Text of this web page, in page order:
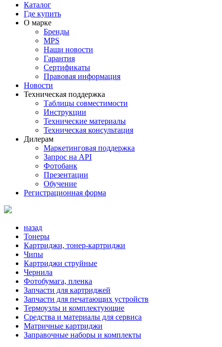
Каталог
Где купить
О марке
Бренды
MPS
Наши новости
Гарантия
Сертификаты
Правовая информация
Новости
Техническая поддержка
Таблицы совместимости
Инструкции
Технические материалы
Техническая консультация
Дилерам
Маркетинговая поддержка
Запрос на API
Фотобанк
Презентации
Обучение
Регистрационная форма
назад
Тонеры
Картриджи, тонер-картриджи
Чипы
Картриджи струйные
Чернила
Фотобумага, пленка
Запчасти для картриджей
Запчасти для печатающих устройств
Термоузлы и комплектующие
Средства и материалы для сервиса
Матричные картриджи
Заправочные наборы и комплекты